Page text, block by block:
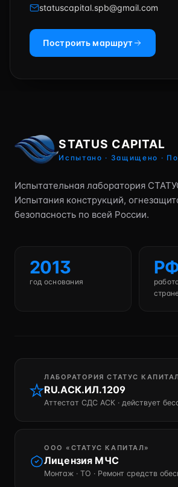
statuscapital.spb@gmail.com
Построить маршрут
STATUS CAPITAL
Испытано · Защищено ·
Испытательная лаборатория
Испытания конструкций,
безопасность по всей России.
2013
год основания
ЛАБОРАТОРИЯ СТАТУС КАПИТАЛ
RU.АСК.ИЛ.1209
Аттестат СДС АСК · действует
ООО «СТАТУС КАПИТАЛ»
Лицензия МЧС
Монтаж · ТО · Ремонт средств